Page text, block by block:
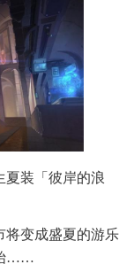
夏装「彼岸的浪
将变成盛夏的游乐
……